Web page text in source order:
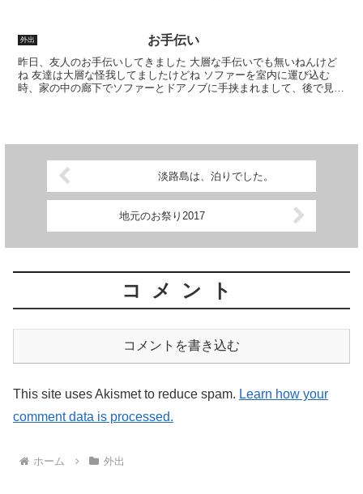
外出 お手伝い
昨日、友人のお手伝いしてきました 大層な手伝いでも無いねんけど
ね 友達は大層な怪我してましたけどね ソファーを室内に運び込む
時、家の中の廊下でソファーとドアノブに手挟まれまして、後で見た
淡路島は、泊りでした。
地元のお祭り2017
コメント
コメントを書き込む
This site uses Akismet to reduce spam. Learn how your
comment data is processed.
ホーム 外出